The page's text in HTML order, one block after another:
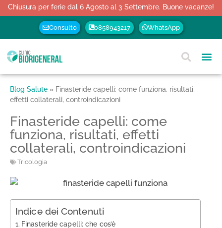
Chiusura per ferie dal 6 Agosto al 3 Settembre. Buone vacanze!
Consulto 0858943217 WhatsApp
Blog Salute » Finasteride capelli: come funziona, risultati,
effetti collaterali, controindicazioni
Finasteride capelli: come
funziona, risultati, effetti
collaterali, controindicazioni
Tricologia
Indice dei Contenuti
Finasteride capelli: che cos’è